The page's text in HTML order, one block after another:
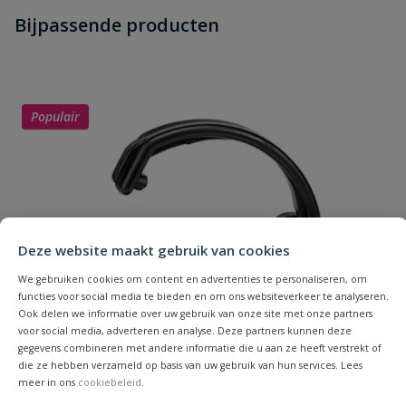
Deze website maakt gebruik van cookies
We gebruiken cookies om content en advertenties te personaliseren, om
functies voor social media te bieden en om ons websiteverkeer te analyseren.
Ook delen we informatie over uw gebruik van onze site met onze partners
voor social media, adverteren en analyse. Deze partners kunnen deze
gegevens combineren met andere informatie die u aan ze heeft verstrekt of
die ze hebben verzameld op basis van uw gebruik van hun services. Lees
meer in ons cookiebeleid.
dit product?
Schrijf zelf een beoordeling
Uw waardering:
Naam
Samenvatting
Beoordeling
Bijpassende producten
Populair